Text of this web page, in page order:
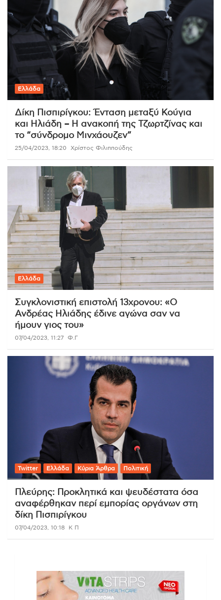
Ελλάδα
Δίκη Πισπιρίγκου: Ένταση μεταξύ Κούγια
και Ηλιάδη – Η ανακοπή της Τζωρτζίνας και
το “σύνδρομο Μινχάουζεν”
25/04/2023, 18:20 Χρίστος Φιλιππούδης
Ελλάδα
Συγκλονιστική επιστολή 13χρονου: «Ο
Ανδρέας Ηλιάδης έδινε αγώνα σαν να
ήμουν γιος του»
07/04/2023, 11:27 Φ.Γ
Twitter Ελλάδα Κύρια Άρθρα Πολιτική
Πλεύρης: Προκλητικά και ψευδέστατα όσα
αναφέρθηκαν περί εμπορίας οργάνων στη
δίκη Πισπιρίγκου
07/04/2023, 10:18 Κ Π